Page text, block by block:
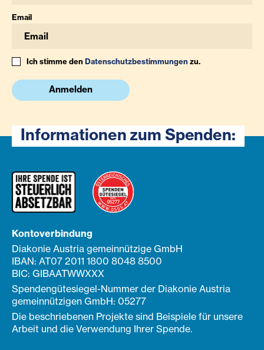
Email
Ich stimme denDatenschutzbestimmungenzu.
Anmelden
Informationen zum Spenden:
Kontoverbindung
Diakonie Austria gemeinnützige GmbH
IBAN: AT07 2011 1800 8048 8500
BIC: GIBAATWWXXX
Spendengütesiegel-Nummer der Diakonie Austria
gemeinnützigen GmbH: 05277
Die beschriebenen Projekte sind Beispiele für unsere
Arbeit und die Verwendung Ihrer Spende.